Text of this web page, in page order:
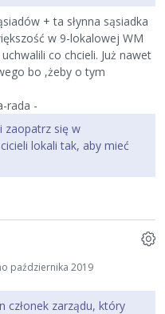
+ ta słynna sąsiadka
w 9-lokalowej WM
co chcieli. Już nawet
bo ,żeby o tym
rada -
zaopatrz się w
lokali tak, aby mieć
października 2019
członek zarządu, który